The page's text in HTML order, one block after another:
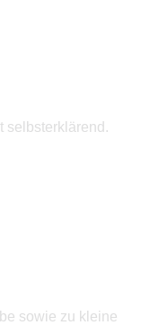
selbsterklärend.
sowie zu kleine